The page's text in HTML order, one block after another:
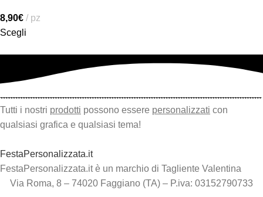
8,90€
pz
Scegli
Tutti i nostri prodotti possono essere personalizzati con
qualsiasi grafica e qualsiasi tema!
FestaPersonalizzata.it
FestaPersonalizzata.it è un marchio di Tagliente Valentina
Via Roma, 8 – 74020 Faggiano (TA) – P.iva: 03152790733